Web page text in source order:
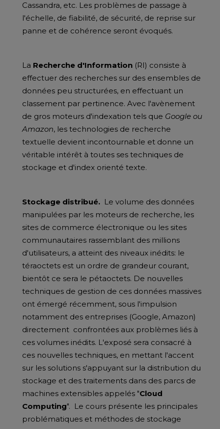
Cassandra, etc. Les problèmes de passage à
l'échelle, de fiabilité, de sécurité, de reprise sur
panne et de cohérence seront évoqués.
La Recherche d'Information (RI) consiste à
effectuer des recherches sur des ensembles de
données peu structurées, en effectuant un
classement par pertinence. Avec l'avènement
de gros moteurs d'indexation tels que Google ou
Amazon, les technologies de recherche
textuelle devient incontournable et donne un
véritable intérêt à toutes ses techniques de
stockage et d'index orienté texte.
Stockage distribué. Le volume des données
manipulées par les moteurs de recherche, les
sites de commerce électronique ou les sites
communautaires rassemblant des millions
d'utilisateurs, a atteint des niveaux inédits: le
téraoctets est un ordre de grandeur courant,
bientôt ce sera le pétaoctets. De nouvelles
techniques de gestion de ces données massives
ont émergé récemment, sous l'impulsion
notamment des entreprises (Google, Amazon)
directement confrontées aux problèmes liés à
ces volumes inédits. L'exposé sera consacré à
ces nouvelles techniques, en mettant l'accent
sur les solutions s'appuyant sur la distribution du
stockage et des traitements dans des parcs de
machines extensibles appelés "Cloud
Computing". Le cours présente les principales
problématiques et méthodes de stockage